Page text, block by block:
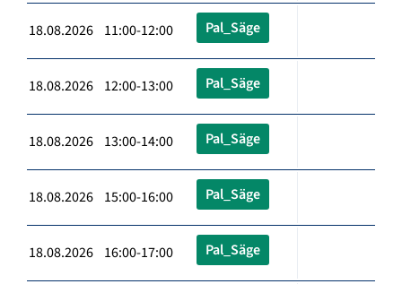
18.08.2026 11:00-12:00 Pal_Säge
18.08.2026 12:00-13:00 Pal_Säge
18.08.2026 13:00-14:00 Pal_Säge
18.08.2026 15:00-16:00 Pal_Säge
18.08.2026 16:00-17:00 Pal_Säge